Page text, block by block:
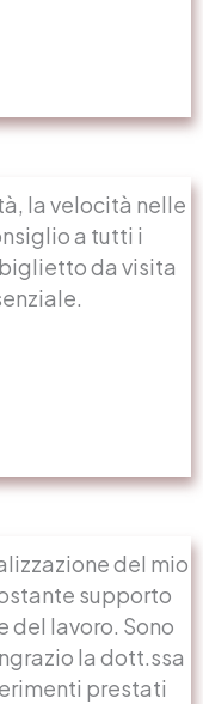
la velocità nelle
a tutti i
da visita
del mio
supporto
del lavoro. Sono
la dott.ssa
prestati